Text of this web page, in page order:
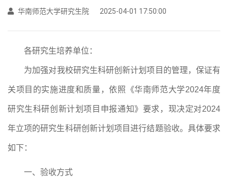
华南师范大学研究生院 2025-04-01 17:50:00
各研究生培养单位 ：
为加强对我校研究生科研创新计划项目的管理，保证有
关项目的实施进度和质量，依照《华南师范大学2024年度
研究生科研创新计划项目申报通知》要求， 现决定对2024
年立项的研究生科研创新计划项目进行结题验收。 具体要求
如下 ：
一、 验收方式